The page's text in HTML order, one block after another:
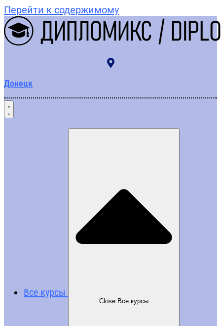
Перейти к содержимому
Донецк
Все курсы
Close Все курсы